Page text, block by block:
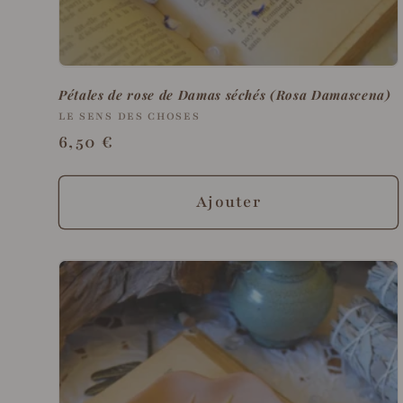
Pétales de rose de Damas séchés (Rosa Damascena)
Fournisseur :
LE SENS DES CHOSES
Prix
6,50 €
Ajouter